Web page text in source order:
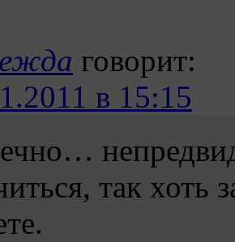
говорит:
в 15:15
так хоть